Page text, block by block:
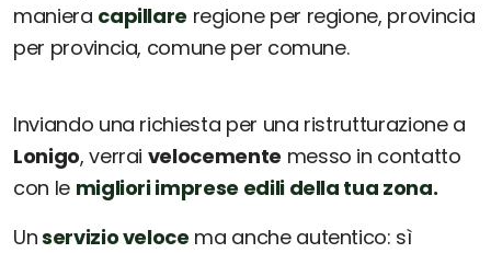
maniera capillare regione per regione, provincia
per provincia, comune per comune.
Inviando una richiesta per una ristrutturazione a
Lonigo, verrai velocemente messo in contatto
con le migliori imprese edili della tua zona.
Unservizio veloce ma anche autentico: sì